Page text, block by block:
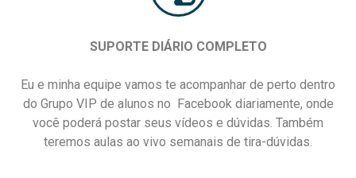
SUPORTE DIÁRIO COMPLETO
Eu e minha equipe vamos te acompanhar de perto dentro
do Grupo VIP de alunos no Facebook diariamente, onde
você poderá postar seus vídeos e dúvidas. Também
teremos aulas ao vivo semanais de tira-dúvidas.